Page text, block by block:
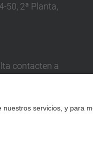
50, 2ª Planta,
contacten a